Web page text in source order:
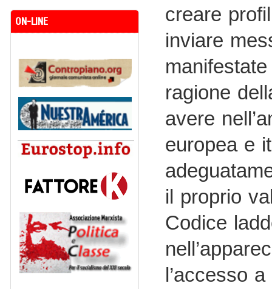
creare
inviare
ragione
avere
europea e
il proprio
Codice
l’accesso
ON-LINE